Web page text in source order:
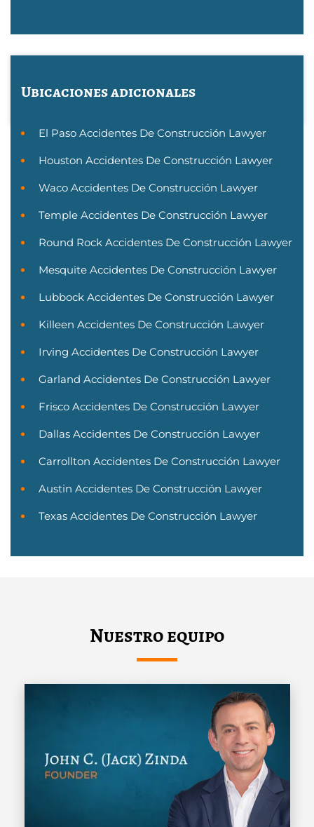
Ubicaciones adicionales
El Paso Accidentes De Construcción Lawyer
Houston Accidentes De Construcción Lawyer
Waco Accidentes De Construcción Lawyer
Temple Accidentes De Construcción Lawyer
Round Rock Accidentes De Construcción Lawyer
Mesquite Accidentes De Construcción Lawyer
Lubbock Accidentes De Construcción Lawyer
Killeen Accidentes De Construcción Lawyer
Irving Accidentes De Construcción Lawyer
Garland Accidentes De Construcción Lawyer
Frisco Accidentes De Construcción Lawyer
Dallas Accidentes De Construcción Lawyer
Carrollton Accidentes De Construcción Lawyer
Austin Accidentes De Construcción Lawyer
Texas Accidentes De Construcción Lawyer
Nuestro equipo